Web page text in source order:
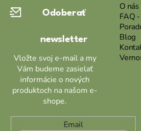
Odoberať
newsletter
Vložte svoj e-mail a my
Vám budeme zasielať
informácie o nových
produktoch na našom e-
shope.
Email
O nás
FAQ
Blog